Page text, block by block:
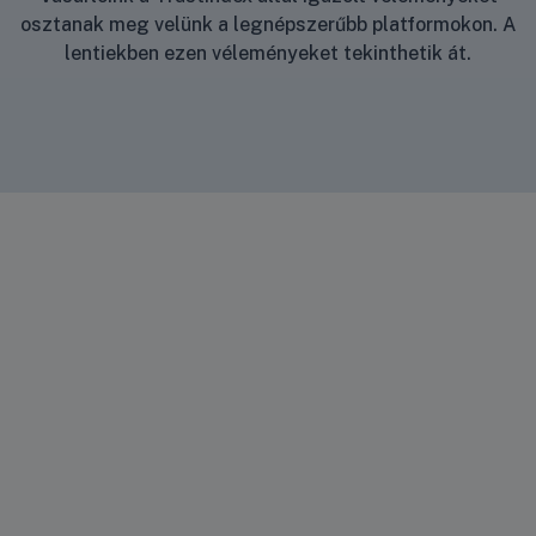
osztanak meg velünk a legnépszerűbb platformokon. A
lentiekben ezen véleményeket tekinthetik át.